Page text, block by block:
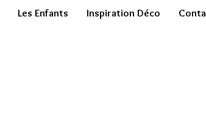
Les Enfants Inspiration Déco